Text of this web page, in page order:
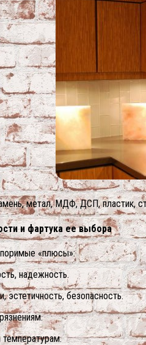
метал, МДФ, ДСП, пластик,
и фартука ее выбора
«плюсы»:
надежность.
эстетичность, безопасность.
температурам.